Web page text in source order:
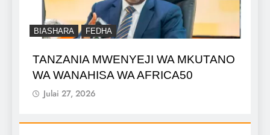
BIASHARA FEDHA
TANZANIA MWENYEJI WA MKUTANO
WA WANAHISA WA AFRICA50
Julai 27, 2026